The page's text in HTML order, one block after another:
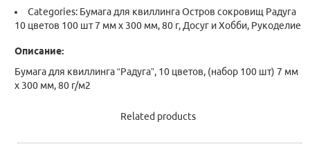
Categories: Бумага для квиллинга Остров сокровищ Радуга
10 цветов 100 шт 7 мм х 300 мм, 80 г,Досуг и Хобби, Рукоделие
Описание:
Бумага для квиллинга “Радуга”, 10 цветов, (набор 100 шт) 7 мм
х 300 мм, 80 г/м2
Related products